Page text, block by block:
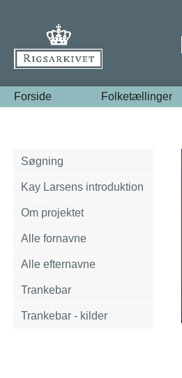
Forside Folketællinger
Søgning
Kay Larsens introduktion
Om projektet
Alle fornavne
Alle efternavne
Trankebar
Trankebar - kilder